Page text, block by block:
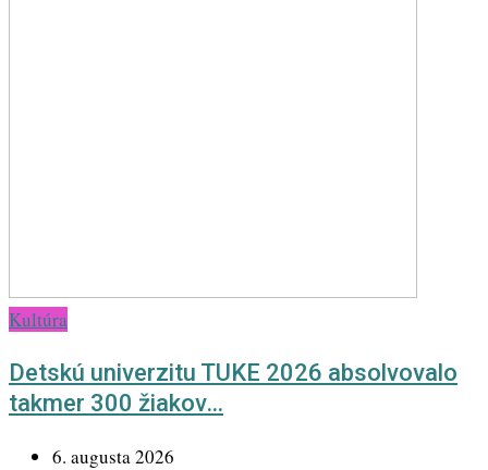
Kultúra
Detskú univerzitu TUKE 2026 absolvovalo
takmer 300 žiakov…
6. augusta 2026